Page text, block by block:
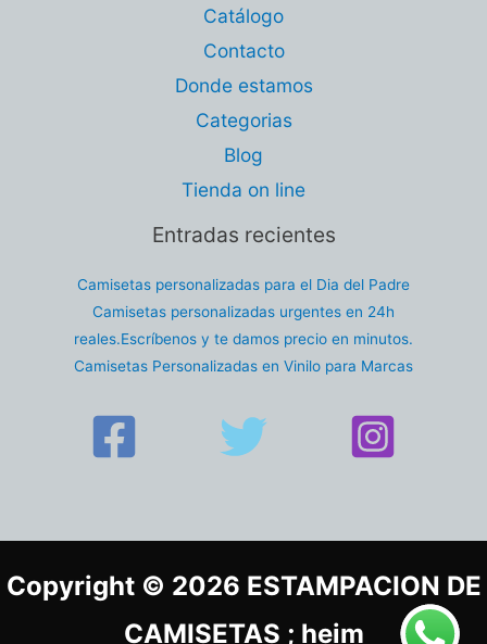
Catálogo
Contacto
Donde estamos
Categorias
Blog
Tienda on line
Entradas recientes
Camisetas personalizadas para el Dia del Padre
Camisetas personalizadas urgentes en 24h
reales.Escríbenos y te damos precio en minutos.
Camisetas Personalizadas en Vinilo para Marcas
Copyright © 2026 ESTAMPACION DE
CAMISETAS ; heim